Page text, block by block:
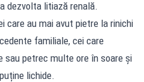
dezvolta litiază renală.
care au mai avut pietre la rinichi
familiale, cei care
sau petrec multe ore în soare și
lichide.